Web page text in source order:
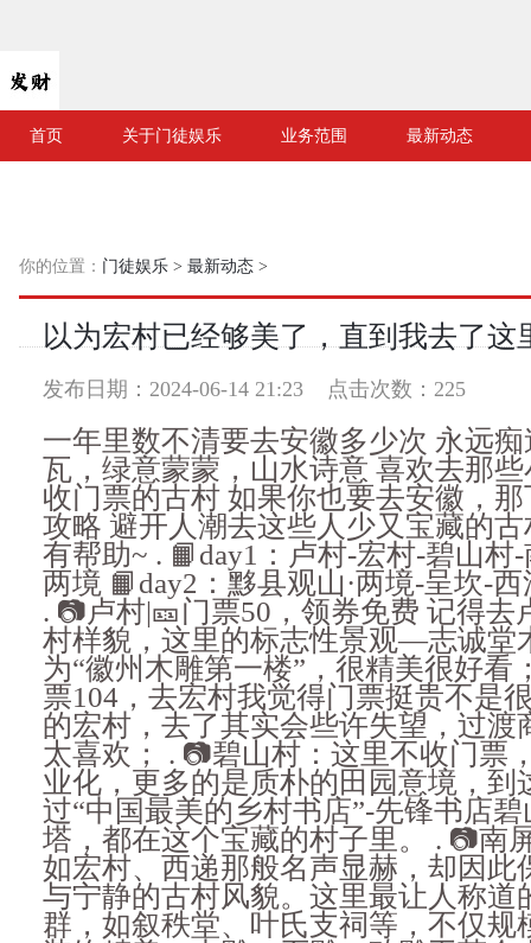
首页 关于门徒娱乐 业务范围 最新动态
你的位置： 门徒娱乐 > 最新动态 >
以为宏村已经够美了，直到我去了
发布日期：2024-06-14 21:23 点击次数：225
一年里数不清要去安徽多少次 永远
瓦，绿意蒙蒙，山水诗意 喜欢去那
收门票的古村 如果你也要去安徽，
攻略 避开人潮去这些人少又宝藏的
有帮助~ . 📙day1：卢村-宏村-碧山村
两境 📙day2：黟县观山·两境-呈坎-
. 📷卢村|🎫门票50，领券免费 记得去
村样貌，这里的标志性景观—志诚堂
为“徽州木雕第一楼”，很精美很好看
票104，去宏村我觉得门票挺贵不是
的宏村，去了其实会些许失望，过渡
太喜欢； . 📷碧山村：这里不收门票
业化，更多的是质朴的田园意境，到
过“中国最美的乡村书店”-先锋书店
塔，都在这个宝藏的村子里。 . 📷南
如宏村、西递那般名声显赫，却因此
与宁静的古村风貌。这里最让人称道
群，如叙秩堂、叶氏支祠等，不仅规